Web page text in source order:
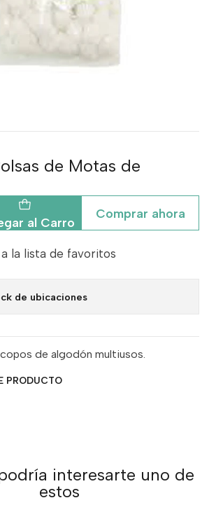
de Motas de
al Carro
Comprar ahora
la lista de favoritos
de ubicaciones
de algodón multiusos.
PRODUCTO
interesarte uno de
estos